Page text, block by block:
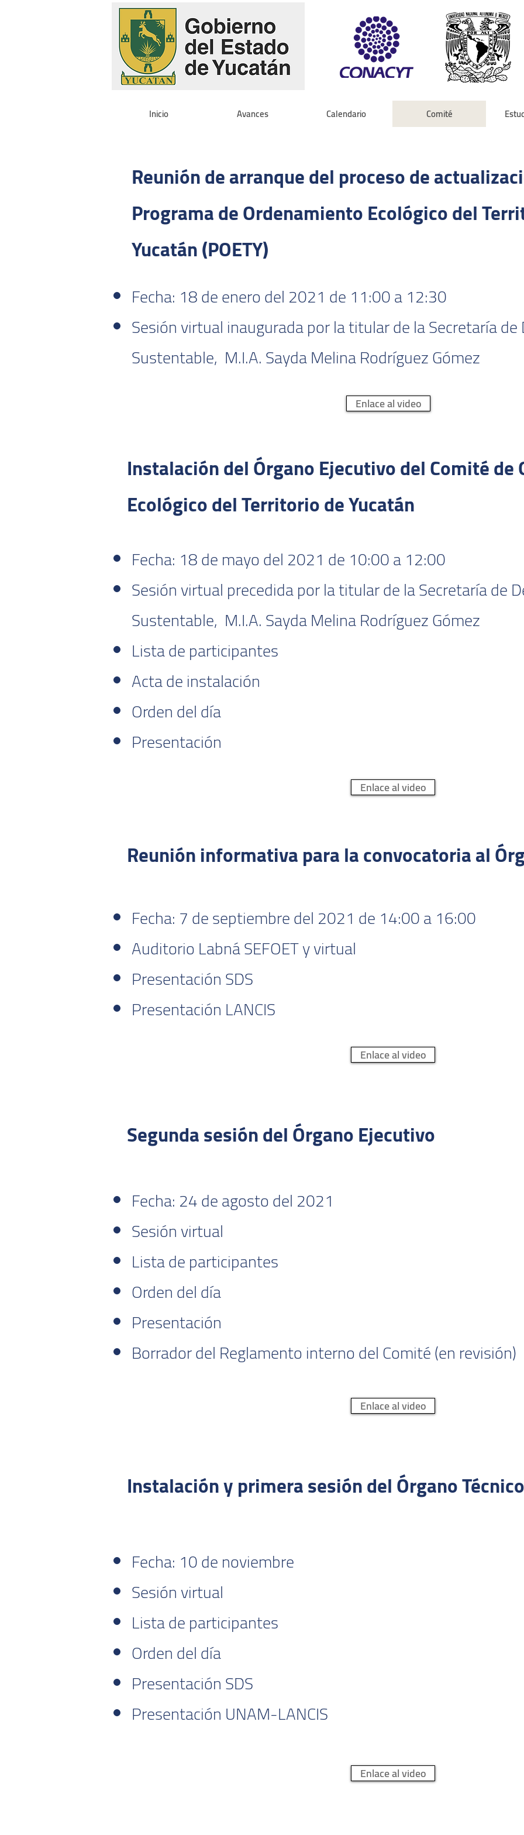
Inicio Avances Calendario Comité
Reunión de arranque del proceso de
Programa de Ordenamiento Ecológico del
Yucatán (POETY)
Fecha: 18 de enero del 2021 de 11:00 a 12:30
Sesión virtual inaugurada por la titular de la Secretaría
Sustentable, M.I.A. Sayda Melina Rodríguez Gómez
Enlace al video
Instalación del Órgano Ejecutivo del Comité
Ecológico del Territorio de Yucatán
Fecha: 18 de mayo del 2021 de 10:00 a 12:00
Sesión virtual precedida por la titular de la Secretaría de
Sustentable, M.I.A. Sayda Melina Rodríguez Gómez
Lista de participantes
Acta de instalación
Orden del día
Presentación
Enlace al video
Reunión informativa para la convocatoria al
Fecha: 7 de septiembre del 2021 de 14:00 a 16:00
Auditorio Labná SEFOET y virtual
Presentación SDS
Presentación LANCIS
Enlace al video
Segunda sesión del Órgano Ejecutivo
Fecha: 24 de agosto del 2021
Sesión virtual
Lista de participantes
Orden del día
Presentación
Borrador del Reglamento interno del Comité (en revisión)
Enlace al video
Instalación y primera sesión del Órgano Técnico
Fecha: 10 de noviembre
Sesión virtual
Lista de participantes
Orden del día
Presentación SDS
Presentación UNAM-LANCIS
Enlace al video